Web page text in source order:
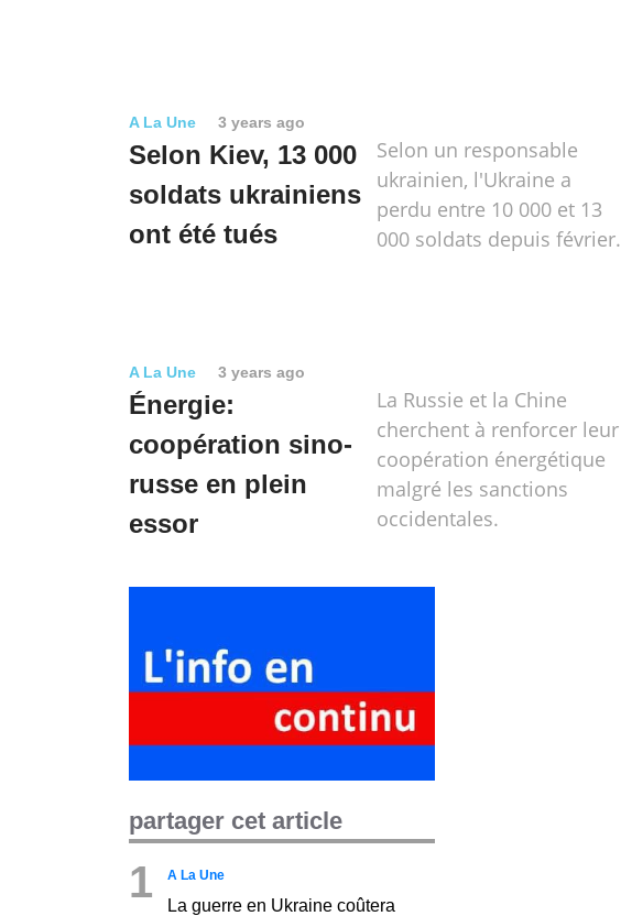
A La Une 3 years ago
Selon Kiev, 13 000
soldats ukrainiens
ont été tués
Selon un responsable
ukrainien, l'Ukraine a
perdu entre 10 000 et 13
000 soldats depuis février.
A La Une 3 years ago
Énergie:
coopération sino-
russe en plein
essor
La Russie et la Chine
cherchent à renforcer leur
coopération énergétique
malgré les sanctions
occidentales.
partager cet article
1 A La Une
La guerre en Ukraine coûtera